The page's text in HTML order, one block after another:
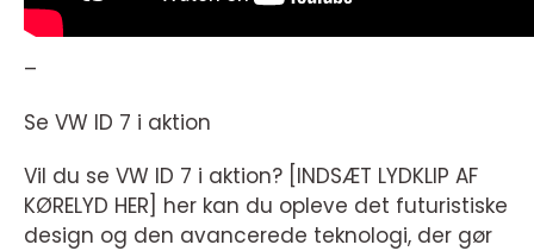
–
Se VW ID 7 i aktion
Vil du se VW ID 7 i aktion? [INDSÆT LYDKLIP AF
KØRELYD HER] her kan du opleve det futuristiske
design og den avancerede teknologi, der gør